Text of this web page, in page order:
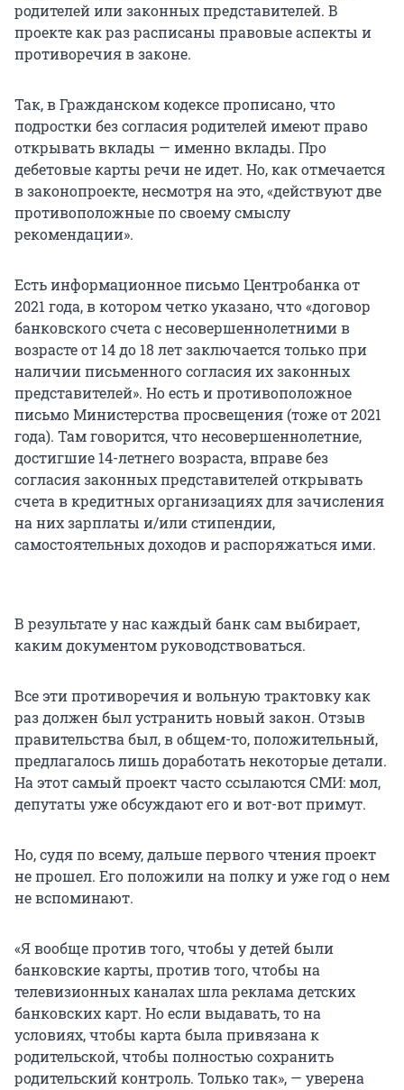
родителей или законных представителей. В
проекте как раз расписаны правовые аспекты и
противоречия в законе.
Так, в Гражданском кодексе прописано, что
подростки без согласия родителей имеют право
открывать вклады — именно вклады. Про
дебетовые карты речи не идет. Но, как отмечается
в законопроекте, несмотря на это, «действуют две
противоположные по своему смыслу
рекомендации».
Есть информационное письмо Центробанка от
2021 года, в котором четко указано, что «договор
банковского счета с несовершеннолетними в
возрасте от 14 до 18 лет заключается только при
наличии письменного согласия их законных
представителей». Но есть и противоположное
письмо Министерства просвещения (тоже от 2021
года). Там говорится, что несовершеннолетние,
достигшие 14-летнего возраста, вправе без
согласия законных представителей открывать
счета в кредитных организациях для зачисления
на них зарплаты и/или стипендии,
самостоятельных доходов и распоряжаться ими.
В результате у нас каждый банк сам выбирает,
каким документом руководствоваться.
Все эти противоречия и вольную трактовку как
раз должен был устранить новый закон. Отзыв
правительства был, в общем-то, положительный,
предлагалось лишь доработать некоторые детали.
На этот самый проект часто ссылаются СМИ: мол,
депутаты уже обсуждают его и вот-вот примут.
Но, судя по всему, дальше первого чтения проект
не прошел. Его положили на полку и уже год о нем
не вспоминают.
«Я вообще против того, чтобы у детей были
банковские карты, против того, чтобы на
телевизионных каналах шла реклама детских
банковских карт. Но если выдавать, то на
условиях, чтобы карта была привязана к
родительской, чтобы полностью сохранить
родительский контроль. Только так», — уверена